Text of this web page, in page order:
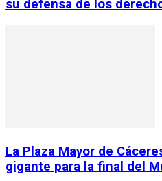
su defensa de los
La Plaza Mayor de
gigante para la final del